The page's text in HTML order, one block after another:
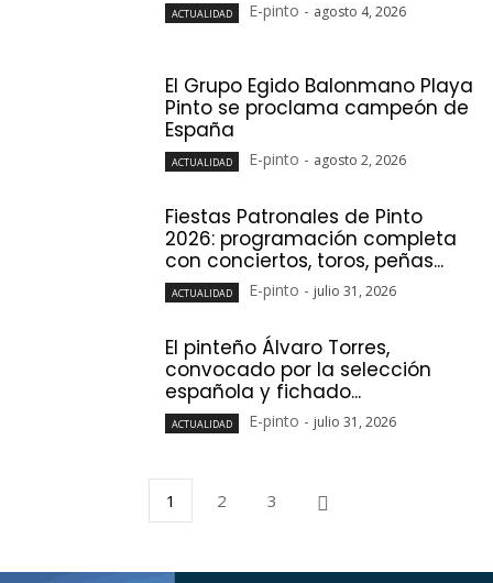
ACTUALIDAD E-pinto - agosto 4, 2026
El Grupo Egido Balonmano Playa
Pinto se proclama campeón de
España
ACTUALIDAD E-pinto - agosto 2, 2026
Fiestas Patronales de Pinto
2026: programación completa
con conciertos, toros, peñas...
ACTUALIDAD E-pinto - julio 31, 2026
El pinteño Álvaro Torres,
convocado por la selección
española y fichado...
ACTUALIDAD E-pinto - julio 31, 2026
1 2 3